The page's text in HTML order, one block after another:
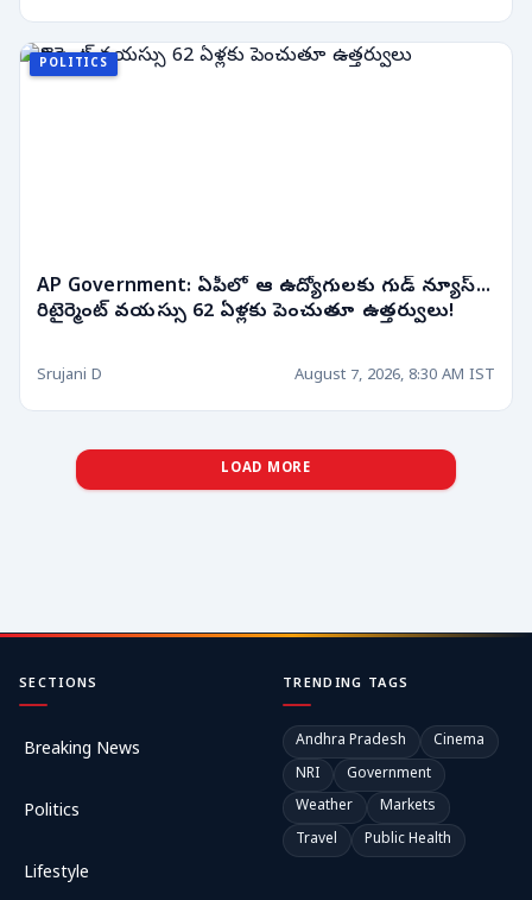
POLITICS
AP Government: ఏపీలో ఆ ఉద్యోగులకు గుడ్ న్యూస్...
రిటైర్మెంట్ వయస్సు 62 ఏళ్లకు పెంచుతూ ఉత్తర్వులు!
Srujani D August 7, 2026, 8:30 AM IST
LOAD MORE
SECTIONS
Breaking News
Politics
Lifestyle
TRENDING TAGS
Andhra Pradesh
Cinema
NRI
Government
Weather
Markets
Travel
Public Health